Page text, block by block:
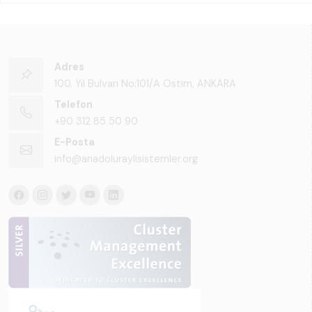
Adres
100. Yıl Bulvarı No:101/A Ostim, ANKARA
Telefon
+90 312 85 50 90
E-Posta
info@anadoluraylisistemler.org